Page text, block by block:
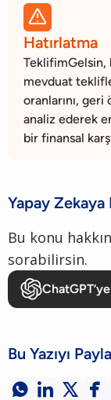

Hatırlatma
TeklifimGelsin,
mevduat
oranlarını, geri
analiz ederek
bir finansal
Yapay
Bu konu
sorabilirsin.
Bu Yazıyı
   